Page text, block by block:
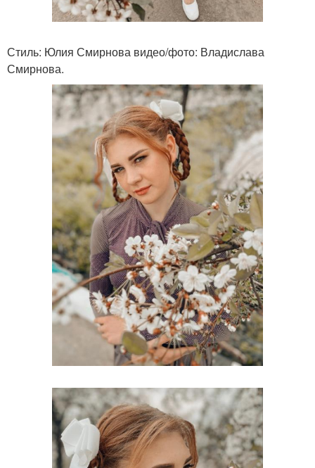
Стиль: Юлия Смирнова видео/фото: Владислава
Смирнова.